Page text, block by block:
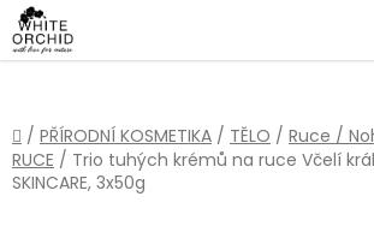
Přejít
na
obsah
Domů
/ PŘÍRODNÍ KOSMETIKA / TĚLO / Ruce /
RUCE / Trio tuhých krémů na ruce Včelí
SKINCARE, 3x50g